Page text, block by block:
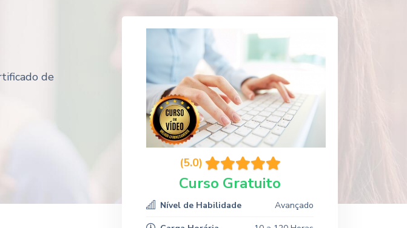
de
(5.0)
Curso Gratuito
Nível de Habilidade
Avançado